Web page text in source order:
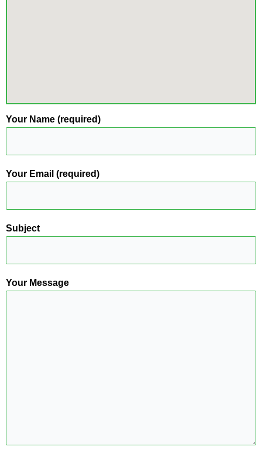
Your Name (required)
Your Email (required)
Subject
Your Message